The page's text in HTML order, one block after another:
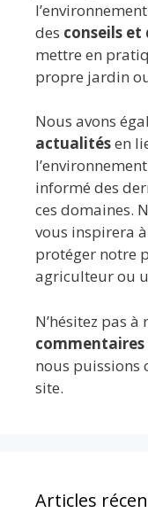
des conseils et
mettre en
propre jardin
Nous avons
actualitésen
informé des
ces domaines.
vous inspirera
protéger notre
agriculteur ou
N’hésitez pas
nous puissions
site.
Articles